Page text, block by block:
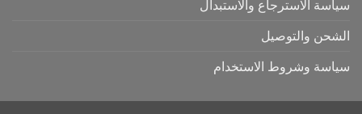
سياسة الاسترجاع والاستبدال
الشحن والتوصيل
سياسة وشروط الاستخدام